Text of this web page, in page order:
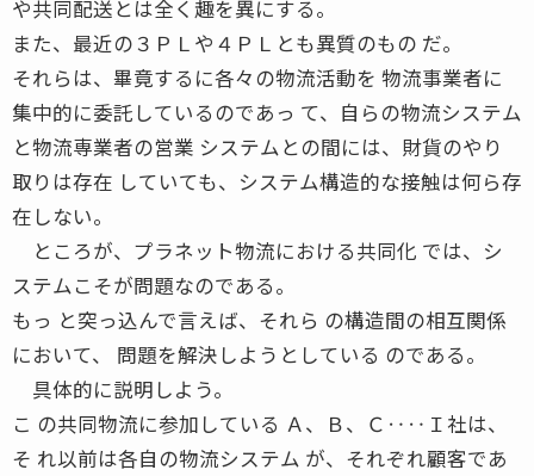
や共同配送とは全く趣を異にする。
また、最近の３ＰＬや４ＰＬとも異質のもの だ。
それらは、畢竟するに各々の物流活動を 物流事業者に
集中的に委託しているのであっ て、自らの物流システム
と物流専業者の営業 システムとの間には、財貨のやり
取りは存在 していても、システム構造的な接触は何ら存
在しない。
ところが、プラネット物流における共同化 では、シ
ステムこそが問題なのである。
もっ と突っ込んで言えば、それら の構造間の相互関係
において、 問題を解決しようとしている のである。
具体的に説明しよう。
こ の共同物流に参加している Ａ、Ｂ、Ｃ‥‥Ｉ社は、
そ れ以前は各自の物流システム が、それぞれ顧客であ